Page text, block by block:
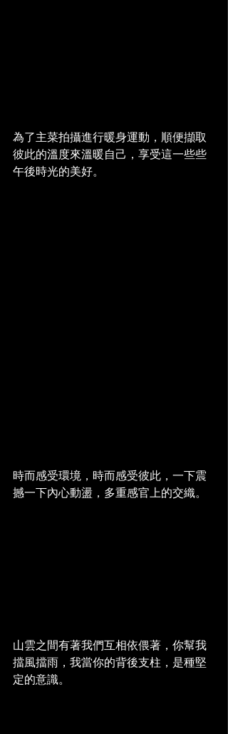
為了主菜拍攝進行暖身運動，順便擷取
彼此的溫度來溫暖自己，享受這一些些
午後時光的美好。
時而感受環境，時而感受彼此，一下震
撼一下內心動盪，多重感官上的交織。
山雲之間有著我們互相依偎著，你幫我
擋風擋雨，我當你的背後支柱，是種堅
定的意識。